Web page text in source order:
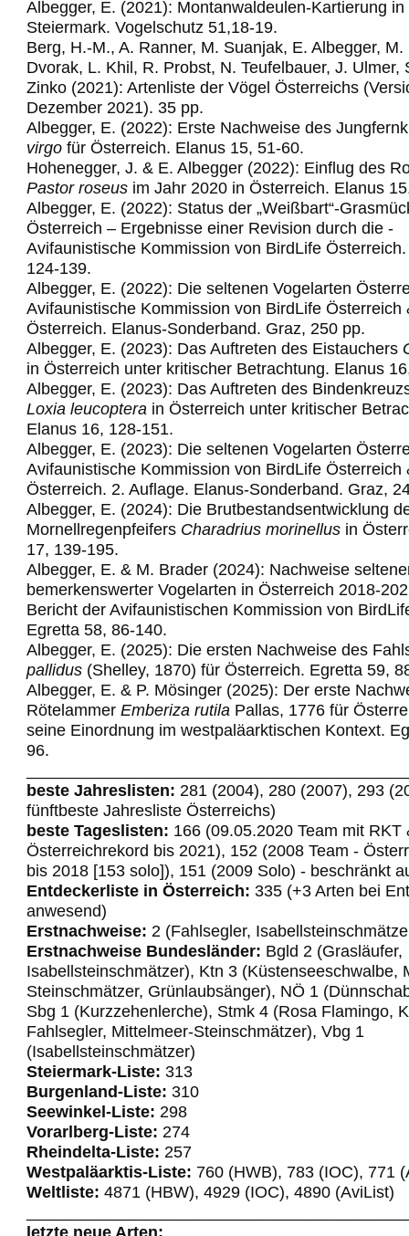
Albegger, E. (2021): Montanwaldeulen-Kartierung in
Steiermark. Vogelschutz 51,18-19.
Berg, H.-M., A. Ranner, M. Suanjak, E. Albegger, M.
Dvorak, L. Khil, R. Probst, N. Teufelbauer, J. Ulmer,
Zinko (2021): Artenliste der Vögel Österreichs
Dezember 2021). 35 pp.
Albegger, E. (2022): Erste Nachweise des
virgo für Österreich. Elanus 15, 51-60.
Hohenegger, J. & E. Albegger (2022): Einflug des
Pastor roseus im Jahr 2020 in Österreich. Elanus
Albegger, E. (2022): Status der „Weißbart“-
Österreich – Ergebnisse einer Revision­ ­durch­ die ­
Avifaunistische­ Kommission­ von ­BirdLife ­Österre
124-139.
Albegger, E. (2022): Die seltenen Vogelarten
Avifaunistische Kommission von BirdLife Österreich
Österreich. Elanus-Sonderband. Graz, 250 pp.
Albegger, E. (2023): Das Auftreten des Eistauchers
in Österreich unter kritischer Betrachtung. Elanus
Albegger, E. (2023): Das Auftreten des
Loxia leucoptera in Österreich unter kritischer
Elanus 16, 128-151.
Albegger, E. (2023): Die seltenen Vogelarten
Avifaunistische Kommission von BirdLife Österreich
Österreich. 2. Auflage. Elanus-Sonderband. Graz,
Albegger, E. (2024): Die Brutbestandsentwicklung
Mornellregenpfeifers Charadrius morinellus in
17, 139-195.
Albegger, E. & M. Brader (2024): Nachweise
bemerkenswerter Vogelarten in Österreich 2018-
Bericht der Avifaunistischen Kommission von
Egretta 58, 86-140.
Albegger, E. (2025): Die ersten Nachweise des
pallidus (Shelley, 1870) für Österreich. Egretta 59,
Albegger, E. & P. Mösinger (2025): Der erste
Rötelammer Emberiza rutila Pallas, 1776 für
seine Einordnung im westpaläarktischen Kontext.
96.
beste Jahreslisten: 281 (2004), 280 (2007), 293
fünftbeste Jahresliste Österreichs)
beste Tageslisten: 166 (09.05.2020 Team mit RKT
Österreichrekord bis 2021), 152 (2008 Team -
bis 2018 [153 solo]), 151 (2009 Solo) - beschränkt
Entdeckerliste in Österreich: 335 (+3 Arten bei
anwesend)
Erstnachweise: 2 (Fahlsegler,
Erstnachweise Bundesländer: Bgld 2 (Grasläufer,
Isabellsteinschmätzer), Ktn 3 (Küstenseeschwalbe,
Steinschmätzer, Grünlaubsänger), NÖ 1
Sbg 1 (Kurzzehenlerche), Stmk 4 (Rosa Flamingo,
Fahlsegler, Mittelmeer-Steinschmätzer), Vbg 1
(Isabellsteinschmätzer)
Steiermark-Liste: 313
Burgenland-Liste: 310
Seewinkel-Liste: 298
Vorarlberg-Liste: 274
Rheindelta-Liste: 257
Westpaläarktis-Liste: 760 (HWB), 783 (IOC), 771
Weltliste: 4871 (HBW), 4929 (IOC), 4890 (AviList)
letzte neue Arten: